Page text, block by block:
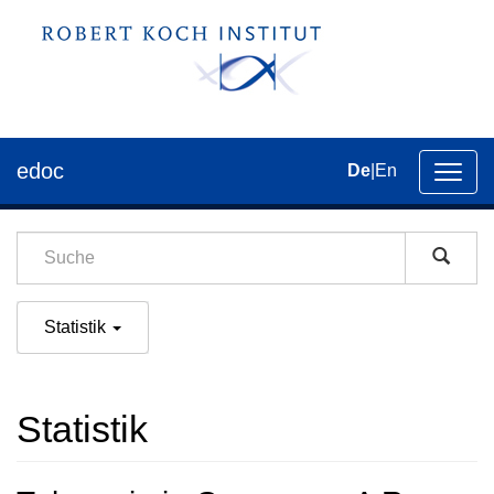
der
edoc De En
Statistik
Statistik